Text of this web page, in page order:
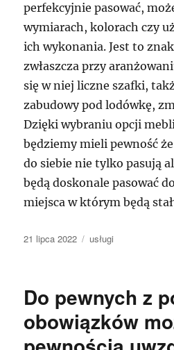
perfekcyjnie pasować,
wymiarach, kolorach czy
ich wykonania. Jest to
zwłaszcza przy
się w niej liczne szafki,
zabudowy pod lodówkę,
Dzięki wybraniu opcji
będziemy mieli pewność
do siebie nie tylko pasują
będą doskonale pasować
miejsca w którym będą
Data
21 lipca 2022 Kategorie
usługi
Do pewnych z
obowiązków